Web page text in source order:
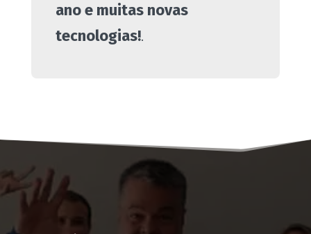
ano e muitas novas
tecnologias!.